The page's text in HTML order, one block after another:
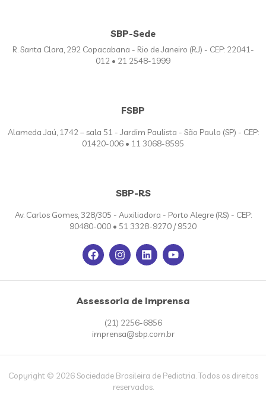
SBP-Sede
R. Santa Clara, 292 Copacabana - Rio de Janeiro (RJ) - CEP: 22041-
012 • 21 2548-1999
FSBP
Alameda Jaú, 1742 – sala 51 - Jardim Paulista - São Paulo (SP) - CEP:
01420-006 • 11 3068-8595
SBP-RS
Av. Carlos Gomes, 328/305 - Auxiliadora - Porto Alegre (RS) - CEP:
90480-000 • 51 3328-9270 / 9520
Assessoria de Imprensa
(21) 2256-6856
imprensa@sbp.com.br
Copyright © 2026 Sociedade Brasileira de Pediatria. Todos os direitos
reservados.